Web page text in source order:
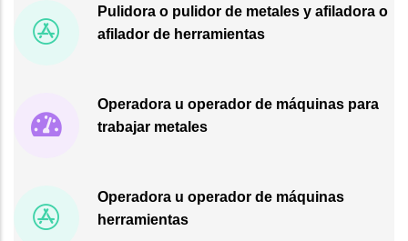
Pulidora o pulidor de metales y afiladora o
afilador de herramientas
Operadora u operador de máquinas para
trabajar metales
Operadora u operador de máquinas
herramientas